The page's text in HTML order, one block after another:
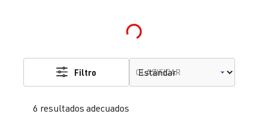
Loading...
6 resultados adecuados
Filtro CLASIFICAR